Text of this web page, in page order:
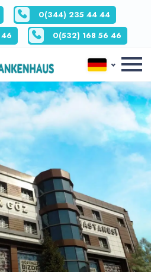
0(344) 235 44 44
0(532) 168 56 46